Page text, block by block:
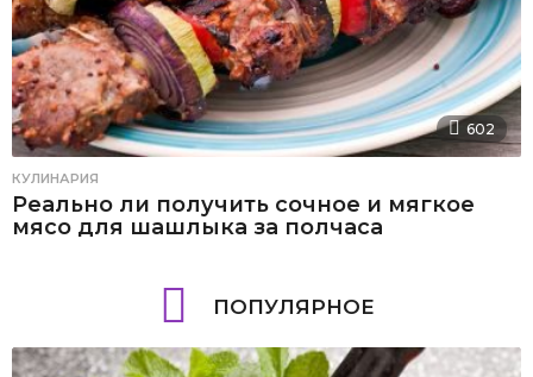
602
КУЛИНАРИЯ
Реально ли получить сочное и мягкое
мясо для шашлыка за полчаса
ПОПУЛЯРНОЕ